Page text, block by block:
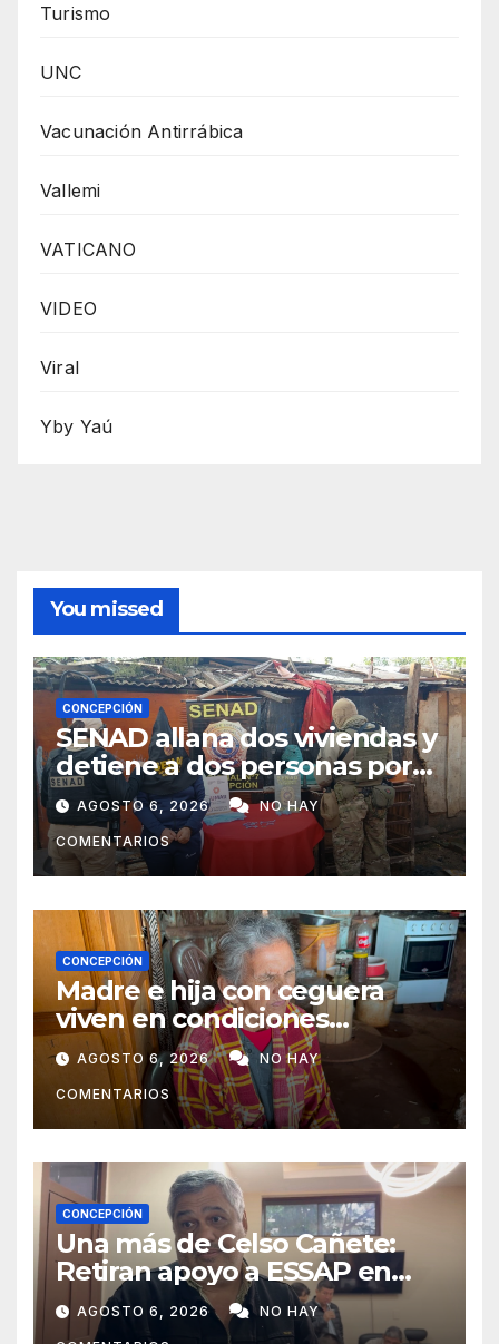
Turismo
UNC
Vacunación Antirrábica
Vallemi
VATICANO
VIDEO
Viral
Yby Yaú
You missed
CONCEPCIÓN
SENAD allana dos viviendas y
detiene a dos personas por
presunto microtráfico en
Concepción
AGOSTO 6, 2026 NO HAY
COMENTARIOS
CONCEPCIÓN
Madre e hija con ceguera
viven en condiciones
precarias y vecinos impulsan
campaña solidaria para
ayudarlas
AGOSTO 6, 2026 NO HAY
COMENTARIOS
CONCEPCIÓN
Una más de Celso Cañete:
Retiran apoyo a ESSAP en
Concepción
AGOSTO 6, 2026 NO HAY